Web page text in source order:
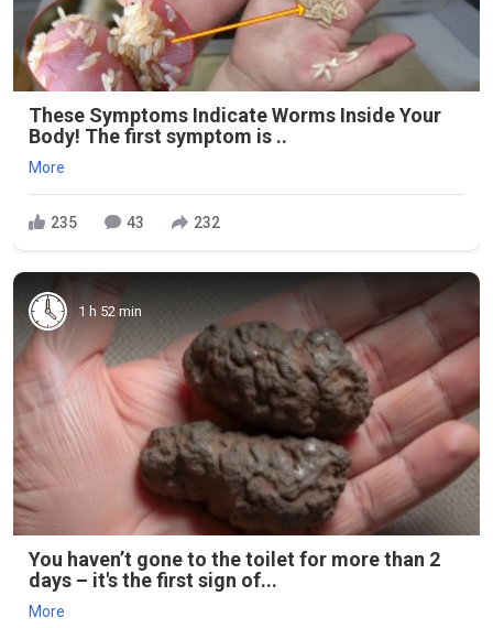
These Symptoms Indicate Worms Inside Your
Body! The first symptom is ..
More
235 43 232
1 h 52 min
You haven’t gone to the toilet for more than 2
days – it's the first sign of...
More